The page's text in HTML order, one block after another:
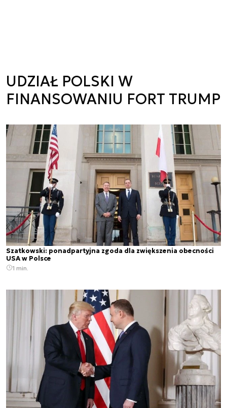
UDZIAŁ POLSKI W
FINANSOWANIU FORT TRUMP
Szatkowski: ponadpartyjna zgoda dla zwiększenia obecności
USA w Polsce
1 min.